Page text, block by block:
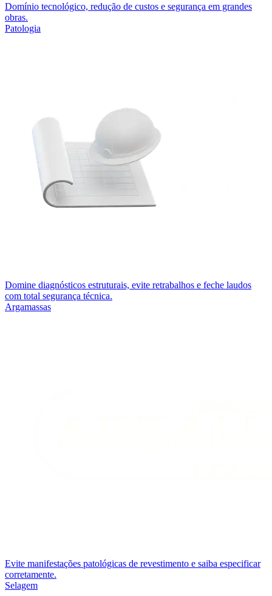
Domínio tecnológico, redução de custos e segurança em grandes
obras.
Patologia
Domine diagnósticos estruturais, evite retrabalhos e feche laudos
com total segurança técnica.
Argamassas
Evite manifestações patológicas de revestimento e saiba especificar
corretamente.
Selagem